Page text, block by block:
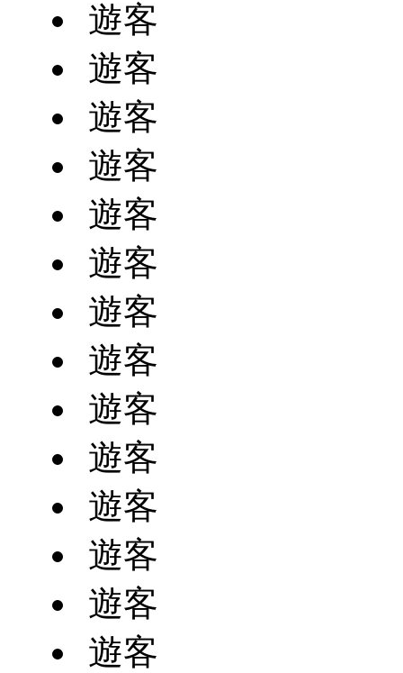
遊客
遊客
遊客
遊客
遊客
遊客
遊客
遊客
遊客
遊客
遊客
遊客
遊客
遊客